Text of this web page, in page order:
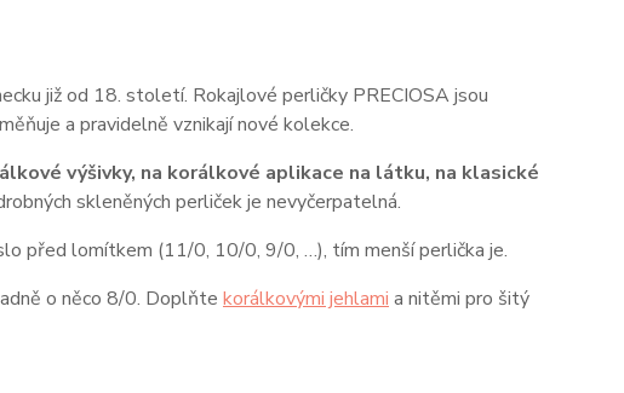
již od 18. století. Rokajlové perličky PRECIOSA jsou
a pravidelně vznikají nové kolekce.
výšivky, na korálkové aplikace na látku, na klasické
skleněných perliček je nevyčerpatelná.
před lomítkem (11/0, 10/0, 9/0, …), tím menší perlička je.
o něco 8/0. Doplňte korálkovými jehlami a nitěmi pro šitý